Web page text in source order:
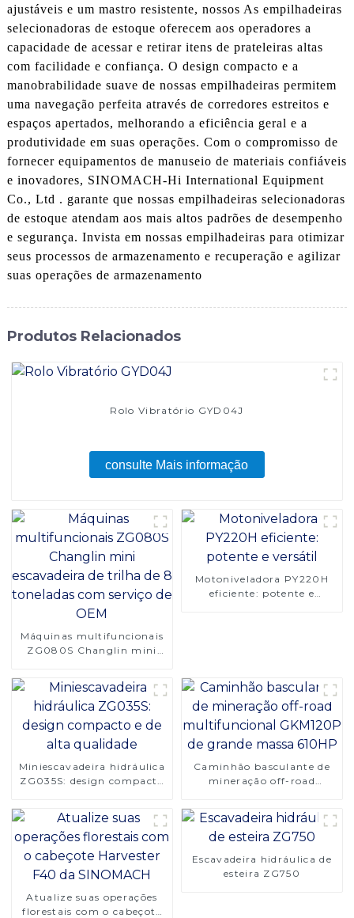
ajustáveis ​​e um mastro resistente, nossos As empilhadeiras
selecionadoras de estoque oferecem aos operadores a
capacidade de acessar e retirar itens de prateleiras altas
com facilidade e confiança. O design compacto e a
manobrabilidade suave de nossas empilhadeiras permitem
uma navegação perfeita através de corredores estreitos e
espaços apertados, melhorando a eficiência geral e a
produtividade em suas operações. Com o compromisso de
fornecer equipamentos de manuseio de materiais confiáveis
​​e inovadores, SINOMACH-Hi International Equipment
Co., Ltd . garante que nossas empilhadeiras selecionadoras
de estoque atendam aos mais altos padrões de desempenho
e segurança. Invista em nossas empilhadeiras para otimizar
seus processos de armazenamento e recuperação e agilizar
suas operações de armazenamento
Produtos Relacionados
Rolo Vibratório GYD04J
consulte Mais informação
Máquinas multifuncionais
ZG080S Changlin mini
toneladas com serviço de
OEM
Motoniveladora PY220H
eficiente: potente e
Miniescavadeira hidráulica
ZG035S: design compacto
Caminhão basculante de
mineração off-road
Atualize suas operações
florestais com o cabeçote
Escavadeira hidráulica de
esteira ZG750